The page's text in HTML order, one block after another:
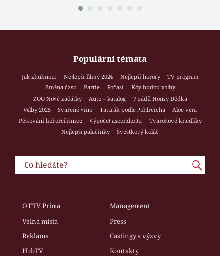
Populární témata
Jak zhubnout Nejlepší filmy 2024 Nejlepší horory
TV program
Změna času
Partie Počasí
Kdy budou volby
ZOO Nové začátky
Auto – katalog
7 pádů Honzy Dědka
Volby 2025
Svařené víno Tatarák podle Pohlreicha
Aloe vera
Pěstování lichořeřišnice
Výpočet ascendentu
Tvarohové knedlíky
Nejlepší palačinky
Švestkový koláč
O FTV Prima
Management
Volná místa
Press
Reklama
Castingy a výzvy
HbbTV
Kontakty